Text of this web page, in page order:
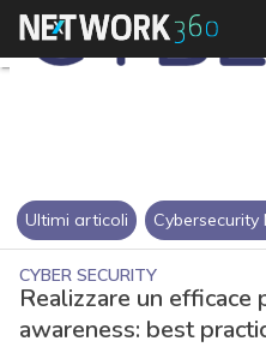
Ultimi articoli Cybersecurity
CYBER SECURITY
Realizzare un efficace
awareness: best